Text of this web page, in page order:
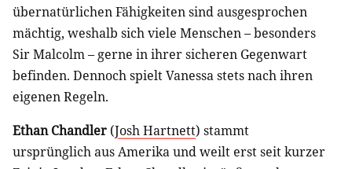
übernatürlichen Fähigkeiten sind ausgesprochen
mächtig, weshalb sich viele Menschen – besonders
Sir Malcolm – gerne in ihrer sicheren Gegenwart
befinden. Dennoch spielt Vanessa stets nach ihren
eigenen Regeln.
Ethan Chandler (Josh Hartnett) stammt
ursprünglich aus Amerika und weilt erst seit kurzer